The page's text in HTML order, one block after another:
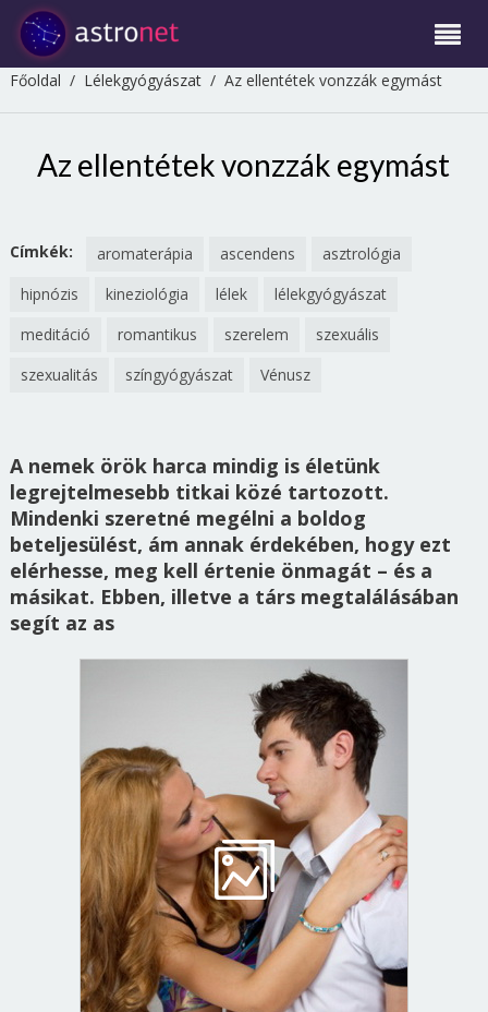
Főoldal / Lélekgyógyászat/ Az ellentétek vonzzák egymást
Az ellentétek vonzzák egymást
Címkék: aromaterápia ascendens
asztrológia
hipnózis
kineziológia lélek
lélekgyógyászat
meditáció
romantikus szerelem
szexuális
szexualitás
színgyógyászat Vénusz
A nemek örök harca mindig is életünk
legrejtelmesebb titkai közé tartozott.
Mindenki szeretné megélni a boldog
beteljesülést, ám annak érdekében, hogy ezt
elérhesse, meg kell értenie önmagát – és a
másikat. Ebben, illetve a társ megtalálásában
segít az as